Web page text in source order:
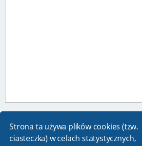
Strona ta używa plików cookies (tzw.
ciasteczka) w celach statystycznych,